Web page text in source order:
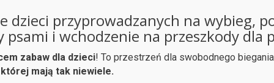
dzieci przyprowadzanych na wybieg,
psami i wchodzenie na przeszkody dla
zabaw dla dzieci! To przestrzeń dla swobodnego
mają tak niewiele.